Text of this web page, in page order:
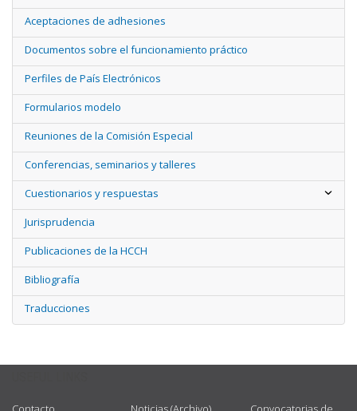
Aceptaciones de adhesiones
Documentos sobre el funcionamiento práctico
Perfiles de País Electrónicos
Formularios modelo
Reuniones de la Comisión Especial
Conferencias, seminarios y talleres
Cuestionarios y respuestas
Jurisprudencia
Publicaciones de la HCCH
Bibliografía
Traducciones